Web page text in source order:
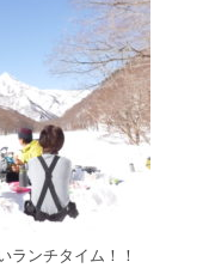
ランチタイム！！